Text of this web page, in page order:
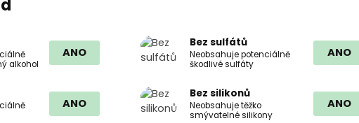
alkohol
ANO
Bez sulfátů
Neobsahuje potenciálně
škodlivé sulfáty
ANO
ANO
Bez silikonů
Neobsahuje těžko
smývatelné silikony
ANO